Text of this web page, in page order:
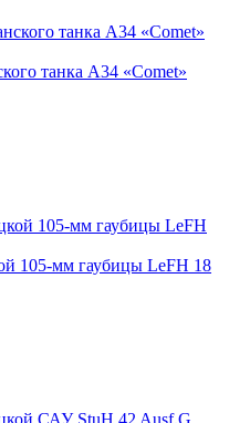
танка A34 «Comet»
105-мм гаубицы LeFH 18